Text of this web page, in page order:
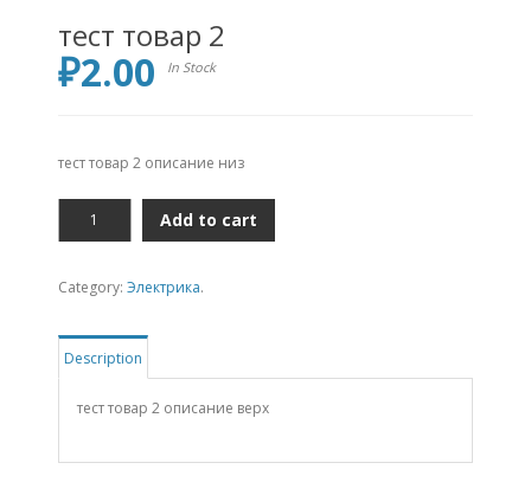
тест товар 2
₽2.00 In Stock
тест товар 2 описание низ
quantity
Add to cart
Category: Электрика.
Description
тест товар 2 описание верх